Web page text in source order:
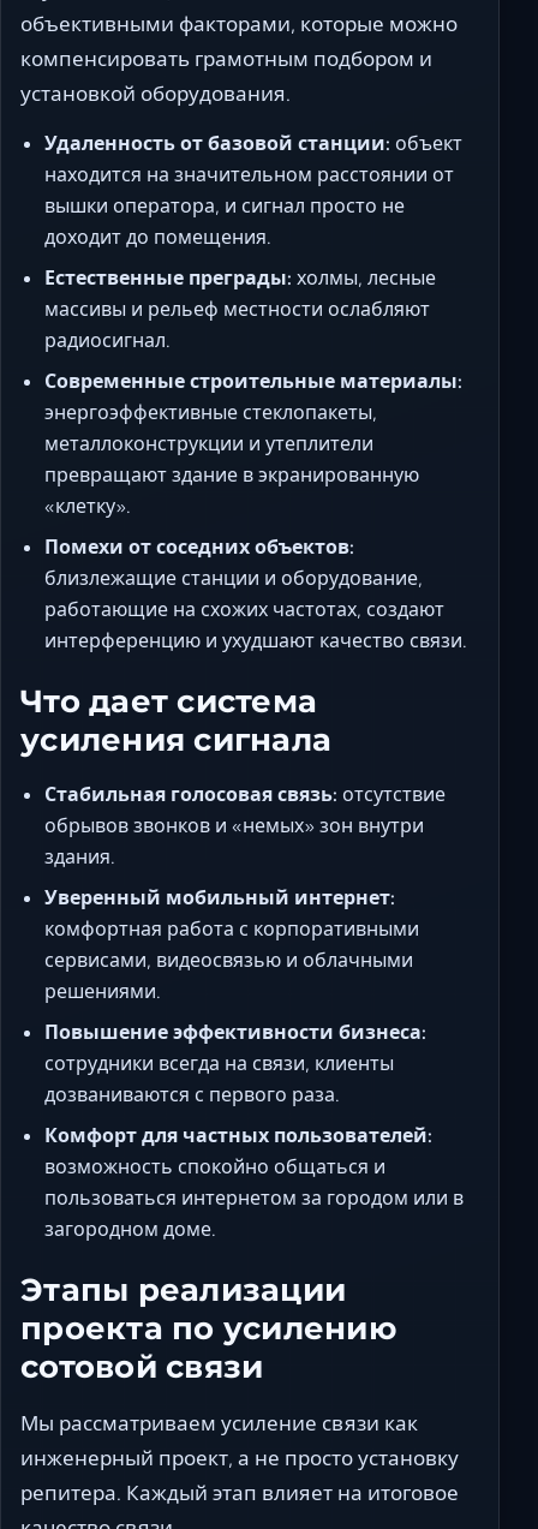
объективными факторами, которые можно
компенсировать грамотным подбором и
установкой оборудования.
Удаленность от базовой станции: объект
находится на значительном расстоянии от
вышки оператора, и сигнал просто не
доходит до помещения.
Естественные преграды: холмы, лесные
массивы и рельеф местности ослабляют
радиосигнал.
Современные строительные материалы:
энергоэффективные стеклопакеты,
металлоконструкции и утеплители
превращают здание в экранированную
«клетку».
Помехи от соседних объектов:
близлежащие станции и оборудование,
работающие на схожих частотах, создают
интерференцию и ухудшают качество связи.
Что дает система
усиления сигнала
Стабильная голосовая связь: отсутствие
обрывов звонков и «немых» зон внутри
здания.
Уверенный мобильный интернет:
комфортная работа с корпоративными
сервисами, видеосвязью и облачными
решениями.
Повышение эффективности бизнеса:
сотрудники всегда на связи, клиенты
дозваниваются с первого раза.
Комфорт для частных пользователей:
возможность спокойно общаться и
пользоваться интернетом за городом или в
загородном доме.
Этапы реализации
проекта по усилению
сотовой связи
Мы рассматриваем усиление связи как
инженерный проект, а не просто установку
репитера. Каждый этап влияет на итоговое